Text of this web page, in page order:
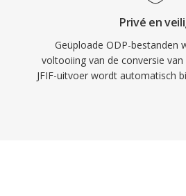
Privé en
Geüploade ODP-bestanden
voltooiing van de conversie
JFIF-uitvoer wordt automatisch